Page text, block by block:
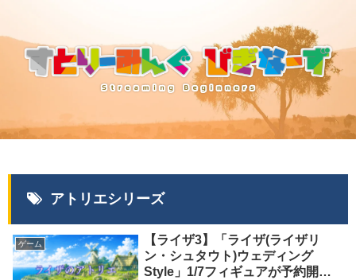
アトリエシリーズ
ゲーム
【ライザ3】「ライザ(ライザリ
ン・シュタウト)ウェディング
Style」1/7フィギュアが予約開